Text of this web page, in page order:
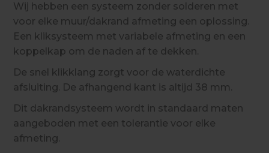
Wij hebben een systeem zonder solderen met
voor elke muur/dakrand afmeting een oplossing.
Een kliksysteem met variabele afmeting en een
koppelkap om de naden af te dekken.
De snel klikklang zorgt voor de waterdichte
afsluiting. De afhangend kant is altijd 38 mm.
Dit dakrandsysteem wordt in standaard maten
aangeboden met een tolerantie voor elke
afmeting.